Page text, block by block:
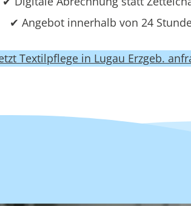
✔ Angebot innerhalb von 24
Textilpflege in Lugau Erzgeb.